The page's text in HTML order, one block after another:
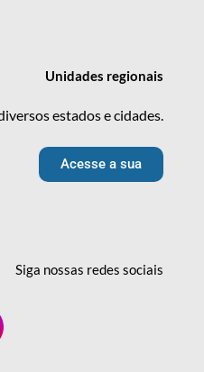
Unidades regionais
estados e cidades.
Acesse a sua
Siga nossas redessociais